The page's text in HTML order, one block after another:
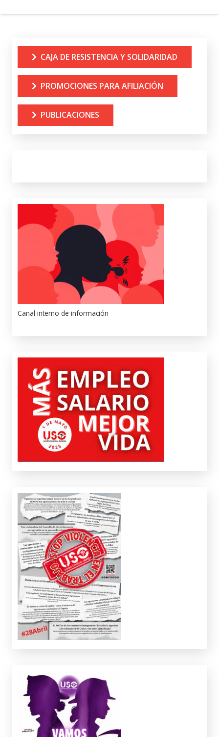
CAJA DE RESISTENCIA Y SOLIDARIDAD
PROMOCIONES PARA AFILIACIÓN
PUBLICACIONES
Canal interno de información